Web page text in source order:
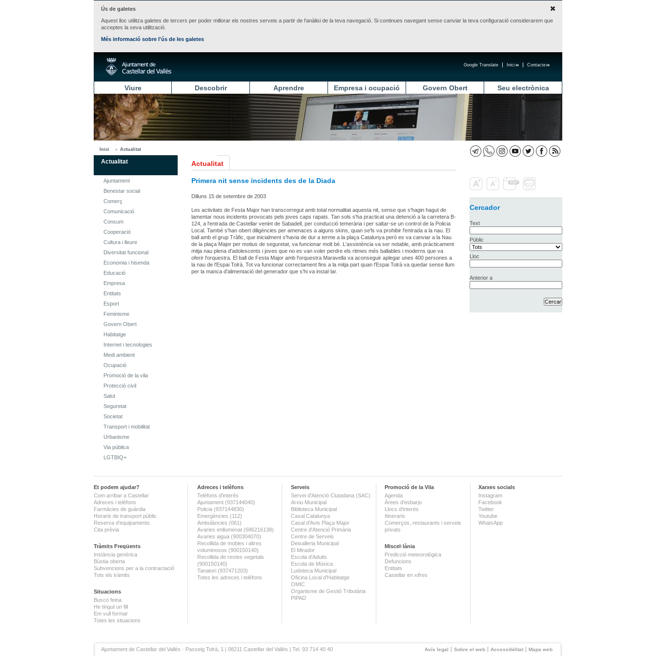
Ús de galetes
Aquest lloc utilitza galetes de tercers per poder millorar els nostres serveis a partir de l'anàlisi de la teva navegació. Si continues navegant sense canviar la teva configuració considerarem que
acceptes la seva utilització.
Més informació sobre l'ús de les galetes
Contacte
Inici
Google Translate
Viure Descobrir Aprendre Empresa i ocupació Govern Obert Seu electrònica
Inici Actualitat
Actualitat
Ajuntament
Benestar social
Comerç
Comunicació
Consum
Cooperació
Cultura i lleure
Diversitat funcional
Economia i hisenda
Educació
Empresa
Entitats
Esport
Feminisme
Govern Obert
Habitatge
Internet i tecnologies
Medi ambient
Ocupació
Promoció de la vila
Protecció civil
Salut
Seguretat
Societat
Transport i mobilitat
Urbanisme
Via pública
LGTBIQ+
Actualitat
Primera nit sense incidents des de la Diada
Dilluns 15 de setembre de 2003
Les activitats de Festa Major han transcorregut amb total normalitat aquesta nit, sense que s'hagin hagut de
lamentar nous incidents provocats pels joves caps rapats. Tan sols s'ha practicat una detenció a la carretera B-
124, a l'entrada de Castellar venint de Sabadell, per conducció temerària i per saltar-se un control de la Policia
Local. També s'han obert diligències per amenaces a alguns skins, quan se'ls va prohibir l'entrada a la nau. El
ball amb el grup Tràfic, que inicialment s'havia de dur a terme a la plaça Catalunya però es va canviar a la Nau
de la plaça Major per motius de seguretat, va funcionar molt bé. L'assistència va ser notable, amb pràcticament
mitja nau plena d'adolescents i joves que no es van voler perdre els ritmes més ballables i moderns que va
oferir l'orquestra. El ball de Festa Major amb l'orquestra Maravella va aconseguir aplegar unes 400 persones a
la nau de l'Espai Tolrà. Tot va funcionar correctament fins a la mitja part quan l'Espai Tolrà va quedar sense llum
per la manca d'alimentació del generador que s'hi va instal·lar.
Cercador
Text
Públic
Lloc
Anterior a
Et podem ajudar?
Com arribar a Castellar
Adreces i telèfons
Farmàcies de guàrdia
Horaris de transport públic
Reserva d'equipaments
Cita prèvia
Tràmits Freqüents
Instància genèrica
Bústia oberta
Subvencions per a la contractació
Tots els tràmits
Situacions
Busco feina
He tingut un fill
Em vull formar
Totes les situacions
Adreces i telèfons
Telèfons d'interès
Ajuntament (937144040)
Policia (937144830)
Emergències (112)
Ambulàncies (061)
Avaries enllumenat (686216138)
Avaries aigua (900304070)
Recollida de mobles i altres
voluminosos (900150140)
Recollida de restes vegetals
(900150140)
Tanatori (937471203)
Totes les adreces i telèfons
Serveis
Servei d'Atenció Ciutadana (SAC)
Arxiu Municipal
Biblioteca Municipal
Casal Catalunya
Casal d'Avis Plaça Major
Centre d'Atenció Primària
Centre de Serveis
Deixalleria Municipal
El Mirador
Escola d'Adults
Escola de Música
Ludoteca Municipal
Oficina Local d'Habitatge
OMIC
Organisme de Gestió Tributària
PIPAD
Promoció de la Vila
Agenda
Àrees d'esbarjo
Llocs d'interès
Itineraris
Comerços, restaurants i serveis
privats
Miscel·lània
Predicció meteorològica
Defuncions
Entitats
Castellar en xifres
Xarxes socials
Instagram
Facebook
Twitter
Youtube
WhatsApp
Avís legal Sobre el web Accessibilitat Mapa web
Ajuntament de Castellar del Vallès · Passeig Tolrà, 1 | 08211 Castellar del Vallès | Tel. 93 714 40 40